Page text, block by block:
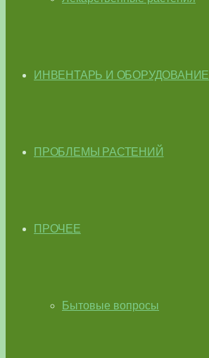
ИНВЕНТАРЬ И ОБОРУДОВАНИЕ
ПРОБЛЕМЫ РАСТЕНИЙ
ПРОЧЕЕ
Бытовые вопросы